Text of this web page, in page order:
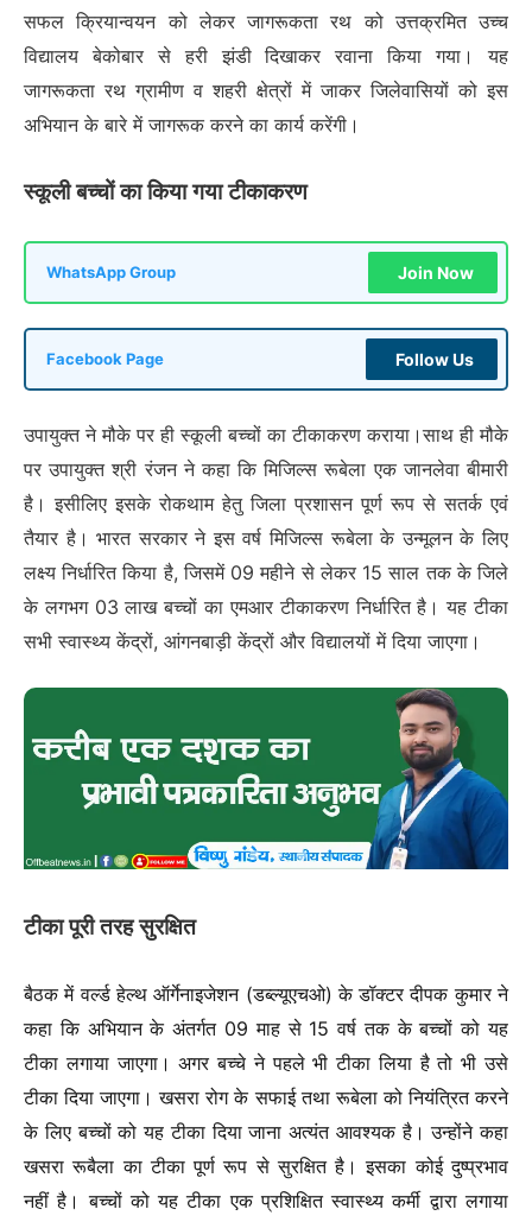
सफल क्रियान्वयन को लेकर जागरूकता रथ को उत्तक्रमित उच्च
विद्यालय बेकोबार से हरी झंडी दिखाकर रवाना किया गया। यह
जागरूकता रथ ग्रामीण व शहरी क्षेत्रों में जाकर जिलेवासियों को इस
अभियान के बारे में जागरूक करने का कार्य करेंगी।
स्कूली बच्चों का किया गया टीकाकरण
WhatsApp Group Join Now
Facebook Page Follow Us
उपायुक्त ने मौके पर ही स्कूली बच्चों का टीकाकरण कराया।साथ ही मौके
पर उपायुक्त श्री रंजन ने कहा कि मिजिल्स रूबेला एक जानलेवा बीमारी
है। इसीलिए इसके रोकथाम हेतु जिला प्रशासन पूर्ण रूप से सतर्क एवं
तैयार है। भारत सरकार ने इस वर्ष मिजिल्स रूबेला के उन्मूलन के लिए
लक्ष्य निर्धारित किया है, जिसमें 09 महीने से लेकर 15 साल तक के जिले
के लगभग 03 लाख बच्चों का एमआर टीकाकरण निर्धारित है। यह टीका
सभी स्वास्थ्य केंद्रों, आंगनबाड़ी केंद्रों और विद्यालयों में दिया जाएगा।
टीका पूरी तरह सुरक्षित
बैठक में वर्ल्ड हेल्थ ऑर्गेनाइजेशन (डब्ल्यूएचओ) के डॉक्टर दीपक कुमार ने
कहा कि अभियान के अंतर्गत 09 माह से 15 वर्ष तक के बच्चों को यह
टीका लगाया जाएगा। अगर बच्चे ने पहले भी टीका लिया है तो भी उसे
टीका दिया जाएगा। खसरा रोग के सफाई तथा रूबेला को नियंत्रित करने
के लिए बच्चों को यह टीका दिया जाना अत्यंत आवश्यक है। उन्होंने कहा
खसरा रूबैला का टीका पूर्ण रूप से सुरक्षित है। इसका कोई दुष्प्रभाव
नहीं है। बच्चों को यह टीका एक प्रशिक्षित स्वास्थ्य कर्मी द्वारा लगाया